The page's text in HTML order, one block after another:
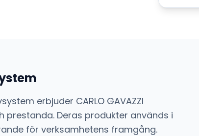
erbjuder CARLO GAVAZZI
Deras produkter används i
för verksamhetens framgång.